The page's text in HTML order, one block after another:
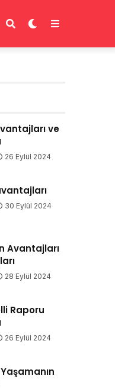
ve
26 Eylül 2024
30 Eylül 2024
Avantajları
28 Eylül 2024
Raporu
26 Eylül 2024